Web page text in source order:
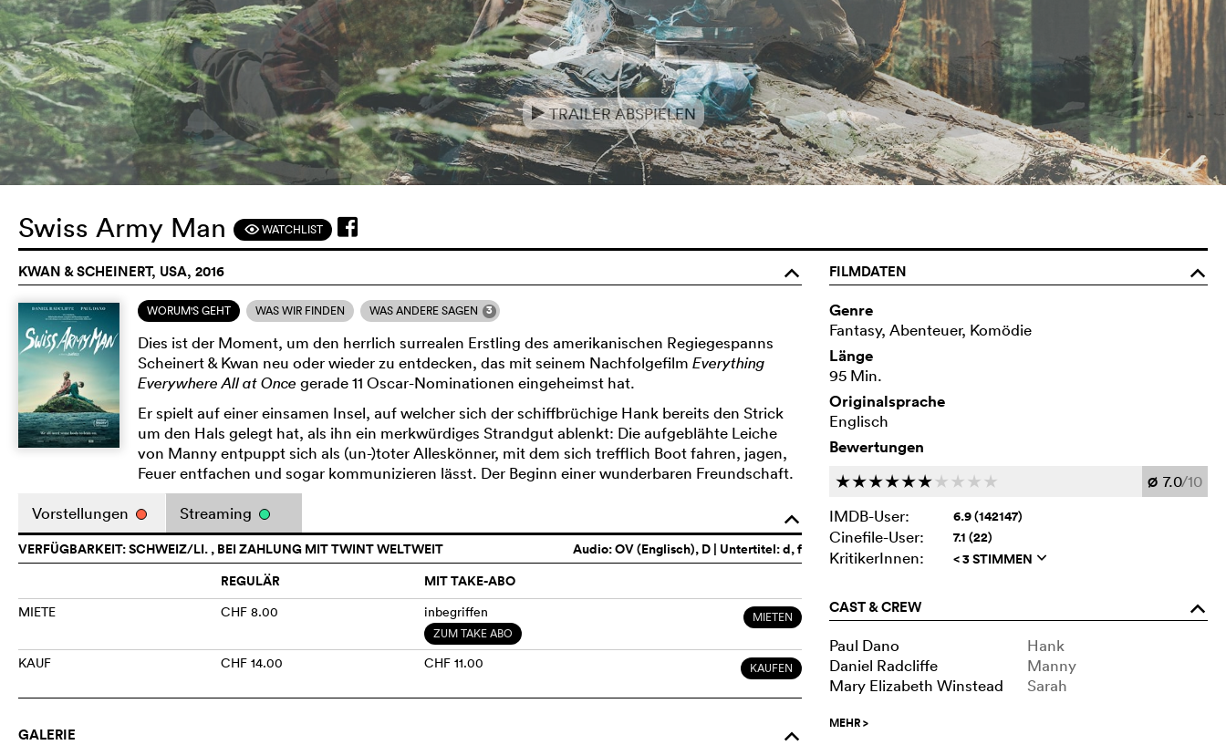
eTRAILER ABSPIELEN
Swiss Army Man FWATCHLIST
KWAN & SCHEINERT, USA, 2016 o
WORUM'S GEHT WAS WIR FINDEN WAS ANDERE SAGEN 3
Dies ist der Moment, um den herrlich surrealen Erstling des amerikanischen Regiegespanns
Scheinert & Kwan neu oder wieder zu entdecken, das mit seinem NachfolgefilmEverything
Everywhere All at Once gerade 11 Oscar-Nominationen eingeheimst hat.
Er spielt auf einer einsamen Insel, auf welcher sich der schiffbrüchige Hank bereits den Strick
um den Hals gelegt hat, als ihn ein merkwürdiges Strandgut ablenkt: Die aufgeblähte Leiche
von Manny entpuppt sich als (un-)toter Alleskönner, mit dem sich trefflich Boot fahren, jagen,
Feuer entfachen und sogar kommunizieren lässt. Der Beginn einer wunderbaren Freundschaft.
o
Vorstellungen Streaming
Audio:OV (Englisch), D | Untertitel: d, f
VERFÜGBARKEIT: SCHWEIZ/LI. , BEI ZAHLUNG MIT TWINT WELTWEIT
REGULÄR
MIT TAKE-ABO
MIETE CHF 8.00 inbegriffen
ZUM TAKE ABO
MIETEN
KAUF CHF 14.00 CHF 11.00 KAUFEN
GALERIE o
FILMDATEN
o
Genre
Fantasy, Abenteuer, Komödie
Länge
95 Min.
Originalsprache
Englisch
Bewertungen
cccccc c c c c Ø 7.0/10
IMDB-User:
6.9 (142147)
Cinefile-User: 7.1 (22)
KritikerInnen: < 3 STIMMEN q
CAST & CREW o
Paul Dano
Hank
Daniel Radcliffe
Manny
Mary Elizabeth Winstead
Sarah
MEHR>